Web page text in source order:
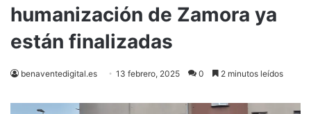
humanización de Zamora ya
están finalizadas
benaventedigital.es 13 febrero, 2025 0 2 minutos leídos